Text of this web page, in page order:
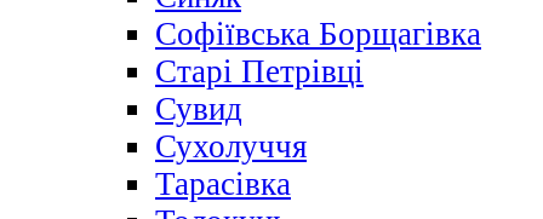
Софіївська Борщагівка
Старі Петрівці
Сувид
Сухолуччя
Тарасівка